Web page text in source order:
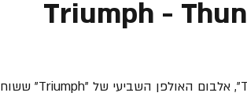
Triumph -